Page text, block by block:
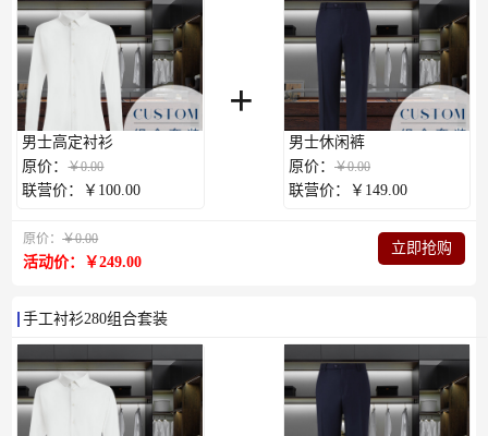
男士高定衬衫
原价：￥0.00
联营价：￥100.00
+
男士休闲裤
原价：￥0.00
联营价：￥149.00
原价：￥0.00
活动价：￥249.00
立即抢购
手工衬衫280组合套装